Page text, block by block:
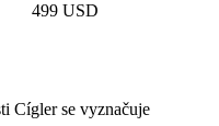
499 USD
Cígler se vyznačuje